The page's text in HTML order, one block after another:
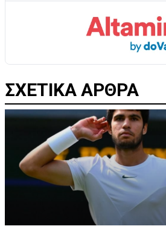
ΣΧΕΤΙΚΑ ΑΡΘΡΑ